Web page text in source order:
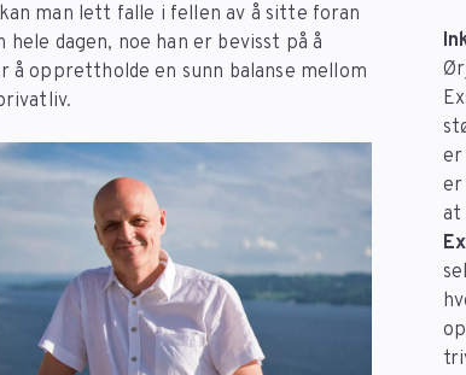
man lett falle i fellen av å sitte foran
hele dagen, noe han er bevisst på å
å opprettholde en sunn balanse mellom
er
er
at